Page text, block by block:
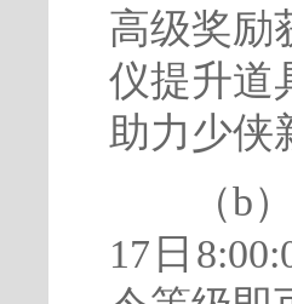
高级奖励
仪提升道
助力少侠
（b）
17日